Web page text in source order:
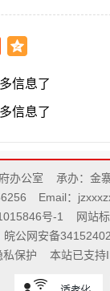
信息了
信息了
办公室
承办：金
Email：
号-1
网站
皖公网安备
私保护
本站已支持